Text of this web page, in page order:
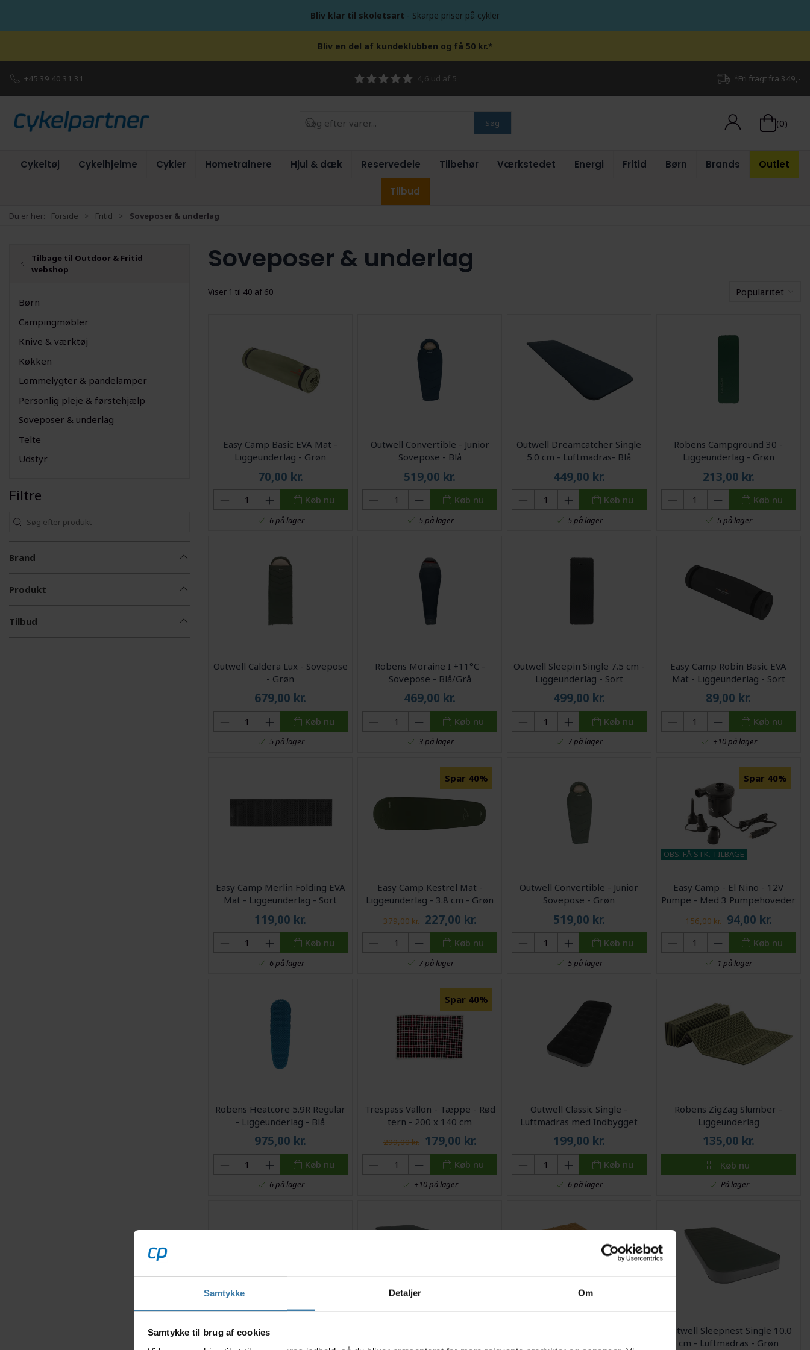
Samtykke Detaljer Om
Samtykke til brug af cookies
Bliv klar til skoletsart - Skarpe priser på cykler
Bliv en del af kundeklubben og få 50 kr.*
+45 39 40 31 31 4,6 ud af 5 *Fri fragt fra 349,-
Søg (0)
Cykeltøj Cykelhjelme Cykler Hometrainere Hjul & dæk Reservedele Tilbehør Værkstedet Energi Fritid Børn Brands Outlet
Tilbud
Du er her: Forside Fritid Soveposer & underlag
Tilbage til Outdoor & Fritid
webshop
Børn
Campingmøbler
Knive & værktøj
Køkken
Lommelygter & pandelamper
Personlig pleje & førstehjælp
Soveposer & underlag
Telte
Udstyr
Filtre
Brand
Produkt
Tilbud
Soveposer & underlag
Viser 1 til 40 af 60 Popularitet
Easy Camp Basic EVA Mat -
Liggeunderlag - Grøn
70,00 kr.
Køb nu
6 på lager
Outwell Convertible - Junior
Sovepose - Blå
519,00 kr.
Køb nu
5 på lager
Outwell Dreamcatcher Single
5.0 cm - Luftmadras- Blå
449,00 kr.
Køb nu
5 på lager
Robens Campground 30 -
Liggeunderlag - Grøn
213,00 kr.
Køb nu
5 på lager
Outwell Caldera Lux - Sovepose
- Grøn
679,00 kr.
Køb nu
5 på lager
Robens Moraine I +11°C -
Sovepose - Blå/Grå
469,00 kr.
Køb nu
3 på lager
Outwell Sleepin Single 7.5 cm -
Liggeunderlag - Sort
499,00 kr.
Køb nu
7 på lager
Easy Camp Robin Basic EVA
Mat - Liggeunderlag - Sort
89,00 kr.
Køb nu
+10 på lager
Easy Camp Merlin Folding EVA
Mat - Liggeunderlag - Sort
119,00 kr.
Køb nu
6 på lager
Spar 40%
Easy Camp Kestrel Mat -
Liggeunderlag - 3.8 cm - Grøn
379,00 kr. 227,00 kr.
Køb nu
7 på lager
Outwell Convertible - Junior
Sovepose - Grøn
519,00 kr.
Køb nu
5 på lager
OBS: FÅ STK. TILBAGE
Spar 40%
Easy Camp - El Nino - 12V
Pumpe - Med 3 Pumpehoveder
156,00 kr. 94,00 kr.
Køb nu
1 på lager
Robens Heatcore 5.9R Regular
- Liggeunderlag - Blå
975,00 kr.
Køb nu
6 på lager
Spar 40%
Trespass Vallon - Tæppe - Rød
tern - 200 x 140 cm
299,00 kr. 179,00 kr.
Køb nu
+10 på lager
Outwell Classic Single -
Luftmadras med Indbygget
pumpe - Sort
199,00 kr.
Køb nu
6 på lager
Robens ZigZag Slumber -
Liggeunderlag
135,00 kr.
Køb nu
På lager
Robens ZigZag Seat -
Outwell Sleepnest Single 10.0
cm - Luftmadras - Grøn